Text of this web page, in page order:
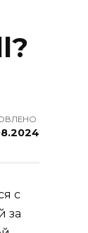
с
за